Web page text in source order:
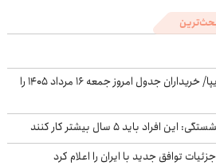
تغییرات شدید محصولات سایپا/ خریداران جدول امروز جمعه ۱۶ مرداد ۱۴۰۵ را
باید ۵ سال بیشتر کار کنند
توافق جدید با ایران را اعلام کرد